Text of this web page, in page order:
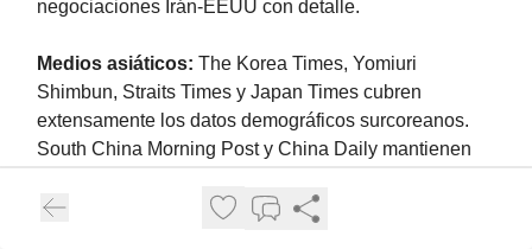
negociaciones Irán-EEUU con detalle.
Medios asiáticos: The Korea Times, Yomiuri
Shimbun, Straits Times y Japan Times cubren
extensamente los datos demográficos surcoreanos.
South China Morning Post y China Daily mantienen
de Trump. WION y Times of India cubren el SOTU con